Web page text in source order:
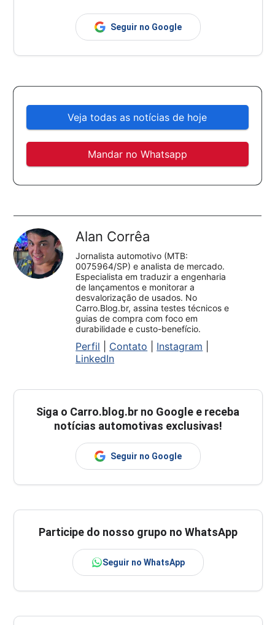
Seguir no Google
Veja todas as notícias de hoje
Mandar no Whatsapp
Alan Corrêa
Jornalista automotivo (MTB:
0075964/SP) e analista de mercado.
Especialista em traduzir a engenharia
de lançamentos e monitorar a
desvalorização de usados. No
Carro.Blog.br, assina testes técnicos e
guias de compra com foco em
durabilidade e custo-benefício.
Perfil Contato Instagram
LinkedIn
Siga o Carro.blog.br no Google e receba
notícias automotivas exclusivas!
Seguir no Google
Participe do nosso grupo no WhatsApp
Seguir no WhatsApp